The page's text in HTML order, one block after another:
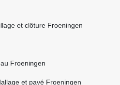
et clôture Froeningen
Froeningen
et pavé Froeningen